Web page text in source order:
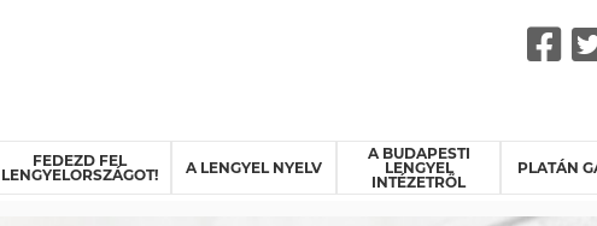
FEDEZD FEL
LENGYELORSZÁGOT!
A LENGYEL NYELV
A BUDAPESTI
LENGYEL
INTÉZETRŐL
PLATÁN